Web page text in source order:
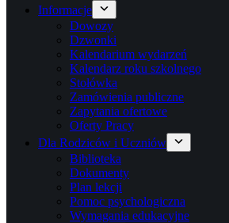
Informacje
Dowozy
Dzwonki
Kalendarium wydarzeń
Kalendarz roku szkolnego
Stołówka
Zamówienia publiczne
Zapytania ofertowe
Oferty Pracy
Dla Rodziców i Uczniów
Biblioteka
Dokumenty
Plan lekcji
Pomoc psychologiczna
Wymagania edukacyjne